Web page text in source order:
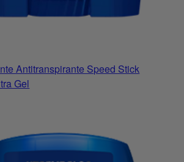
Antitranspirante Speed Stick
Gel